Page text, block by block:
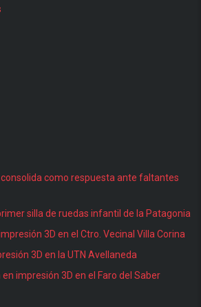
consolida como respuesta ante faltantes
silla de ruedas infantil de la Patagonia
3D en el Ctro. Vecinal Villa Corina
3D en la UTN Avellaneda
impresión 3D en el Faro del Saber